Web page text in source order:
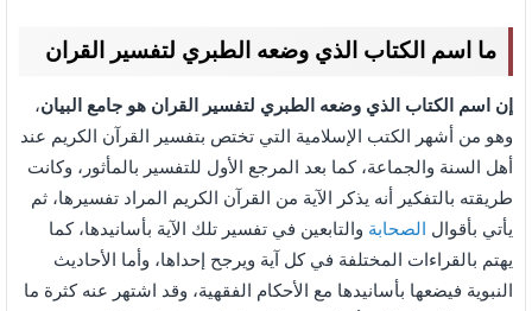
ما اسم الكتاب الذي وضعه الطبري لتفسير القران
إن اسم الكتاب الذي وضعه الطبري لتفسير القران هو جامع البيان،
وهو من أشهر الكتب الإسلامية التي تختص بتفسير القرآن الكريم عند
أهل السنة والجماعة، كما بعد المرجع الأول للتفسير بالمأثور، وكانت
طريقته بالتفكير أنه يذكر الآية من القرآن الكريم المراد تفسيرها، ثم
يأتي بأقوال
الصحابة والتابعين في تفسير تلك الآية بأسانيدها، كما
يهتم بالقراءات المختلفة في كل آية ويرجح إحداها، وأما الأحاديث
النبوية فيضعها بأسانيدها مع الأحكام الفقهية، وقد اشتهر عنه كثرة ما